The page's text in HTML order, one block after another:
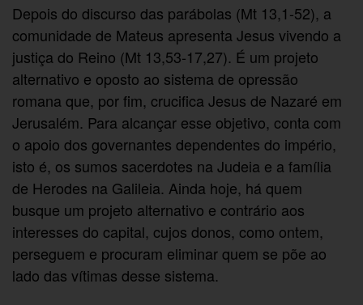
Depois do discurso das parábolas (Mt 13,1-52), a
comunidade de Mateus apresenta Jesus vivendo a
justiça do Reino (Mt 13,53-17,27). É um projeto
alternativo e oposto ao sistema de opressão
romana que, por fim, crucifica Jesus de Nazaré em
Jerusalém. Para alcançar esse objetivo, conta com
o apoio dos governantes dependentes do império,
isto é, os sumos sacerdotes na Judeia e a família
de Herodes na Galileia. Ainda hoje, há quem
busque um projeto alternativo e contrário aos
interesses do capital, cujos donos, como ontem,
perseguem e procuram eliminar quem se põe ao
lado das vítimas desse sistema.